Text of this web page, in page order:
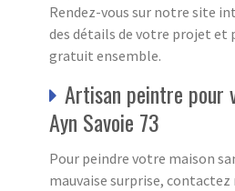
Rendez-vous sur notre site
des détails de votre projet et
gratuit ensemble.
Artisan peintre pour
Ayn Savoie 73
Pour peindre votre maison
mauvaise surprise,